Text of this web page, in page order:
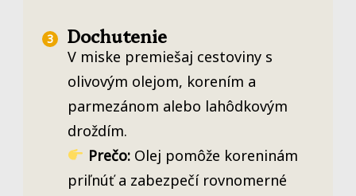
Dochutenie
V miske premiešaj cestoviny s
olivovým olejom, korením a
parmezánom alebo lahôdkovým
droždím.
Prečo:Olej pomôže koreninám
priľnúť a zabezpečí rovnomerné